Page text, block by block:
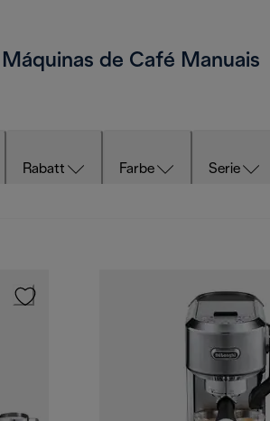
de Café Manuais
Rabatt Farbe Serie